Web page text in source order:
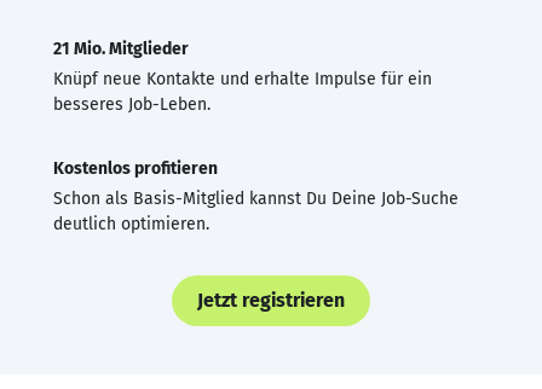
21 Mio. Mitglieder
Knüpf neue Kontakte und erhalte Impulse für ein
besseres Job-Leben.
Kostenlos profitieren
Schon als Basis-Mitglied kannst Du Deine Job-Suche
deutlich optimieren.
Jetzt registrieren